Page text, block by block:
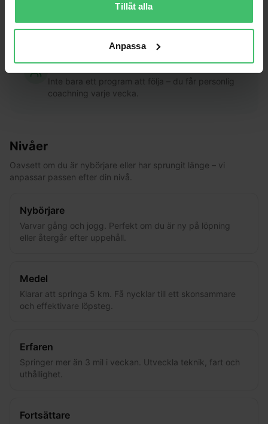
Tillåt alla
Anpassa
Personlig videoanalys och feedback för att följa
Coach på plats
Inte bara ett program att följa – du får personlig
coachning varje vecka.
Nivåer
Oavsett om du är nybörjare eller har sprungit länge – vi
anpassar passen efter din nivå.
Nybörjare
Varvar gång och jogg. Perfekt om du är ny på löpning
eller återgår efter uppehåll.
Medel
Klarar att springa 5 km. Få nycklar till ett skonsammare
och effektivare löpsteg.
Erfaren
Springer mer än 3 mil i veckan. Utveckla teknik, fart och
uthållighet.
Fortsättare